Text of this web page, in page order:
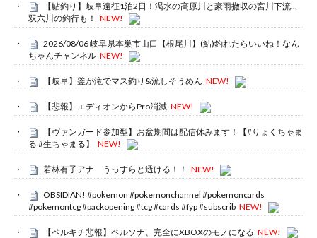
【鮎釣り】岐阜遠征1泊2日！渇水の高原川と豪雨撤収の宮川下流…
双六川の釣行も！
NEW!
2026/08/06 岐阜県本巣市山口【根尾川】(鮎)釣れたらいいね！なん
ちゃんチャンネル NEW!
【岐阜】釜が滝でマス釣り&流しそうめん NEW!
【悲報】エディオンからPro消滅 NEW!
【ヴァンガード参加型】お盆期間は配信休みます！【#りょくちゃま
る #生ちゃまる】
NEW!
若林有子アナ うっすらと透ける！！ NEW!
OBSIDIAN! #pokemon #pokemonchannel #pokemoncards
#pokemontcg #packopening #tcg #cards #fyp #subscrib NEW!
【ペルキチ悲報】ペルソナ、完全にXBOXのモノになる NEW!